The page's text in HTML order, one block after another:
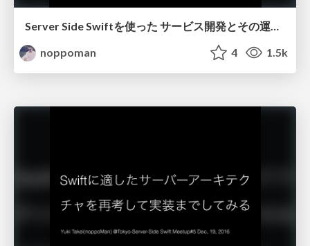
Server Side Swiftを使った サービス開発とその運用を考える
noppoman
4 1.5k